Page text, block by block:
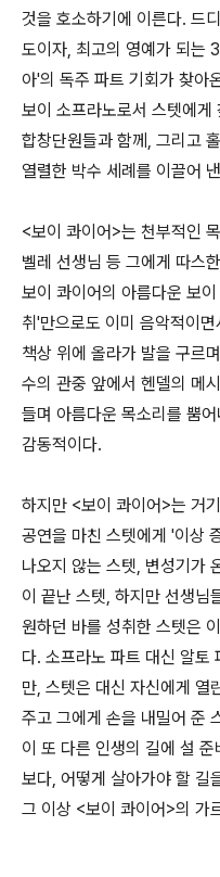
것을 호소하기에 이른다. 드
도이자, 최고의 영예가 되는
아'의 독주 파트 기회가 찾아
보이 소프라노로서 스텟에게
합창단원들과 함께, 그리고
열렬한 박수 세례를 이끌어
<보이 콰이어>는 천부적인
벨레 선생님 등 그에게 따스
보이 콰이어의 아름다운 보
취'만으로도 이미 음악적이
책상 위에 올라가 발을 구르
수의 관중 앞에서 헨델의 메
들며 아름다운 목소리를 뿜
감동적이다.
하지만 <보이 콰이어>는 거
공연을 마친 스텟에게 '이상
나오지 않는 스텟, 변성기가
이 끝난 스텟, 하지만 선생님
원하던 바를 성취한 스텟은
다. 소프라노 파트 대신 알토
만, 스텟은 대신 자신에게 열
주고 그에게 손을 내밀어 준
이 또 다른 인생의 길에 설
보다, 어떻게 살아가야 할 길
그 이상 <보이 콰이어>의 가